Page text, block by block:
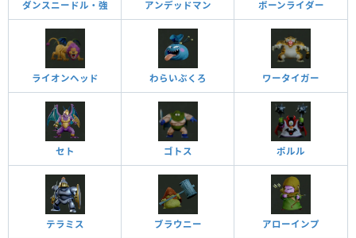
ダンスニードル・強 アンデッドマン ボーンライダー
ライオンヘッド わらいぶくろ ワータイガー
セト ゴトス ポルル
テラミス ブラウニー アローインプ